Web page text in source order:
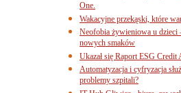
One.
Wakacyjne przekąski, które
Neofobia żywieniowa u dzieci
nowych smaków
Ukazał się Raport ESG
Automatyzacja i cyfryzacja
problemy szpitali?